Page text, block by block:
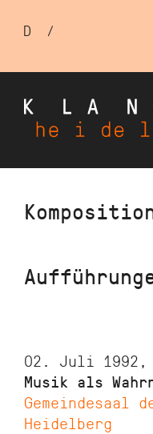
Direkt
D /
02. Juli 1992,
Musik als
Gemeindesaal
Heidelberg